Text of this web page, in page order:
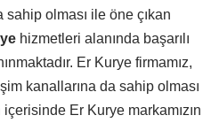
olması ile öne çıkan
hizmetleri alanında başarılı
Er Kurye firmamız,
kanallarına da sahip olması
Er Kurye markamızın